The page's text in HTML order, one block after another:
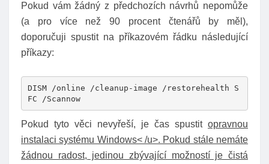
Pokud vám žádný z předchozích návrhů nepomůže
(a pro více než 90 procent čtenářů by měl),
doporučuji spustit na příkazovém řádku následující
příkazy:
DISM /online /cleanup-image /restorehealth S
FC /Scannow
Pokud tyto věci nevyřeší, je čas spustit opravnou
instalaci systému Windows< /u>. Pokud stále nemáte
žádnou radost, jedinou zbývající možností je čistá